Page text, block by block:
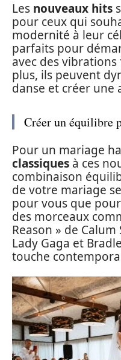
Les nouveaux hits
pour ceux qui
modernité à leur
parfaits pour
avec des
plus, ils peuvent
danse et créer une
Créer un équilibre
Pour un mariage
classiques à ces
combinaison
de votre mariage
pour vous que
des morceaux
Reason » de
Lady Gaga et
touche